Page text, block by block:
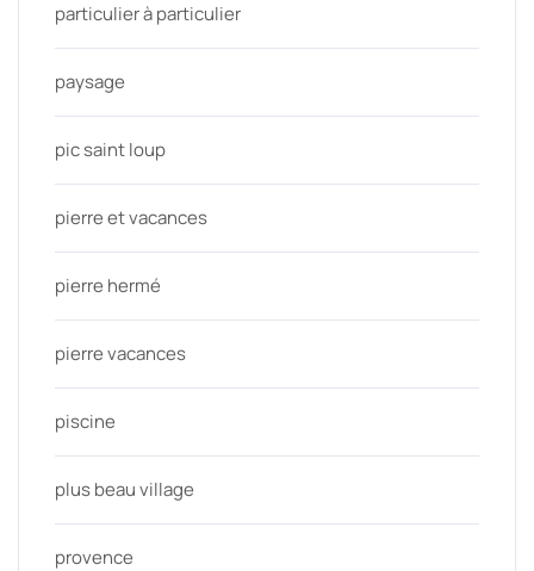
particulier à particulier
paysage
pic saint loup
pierre et vacances
pierre hermé
pierre vacances
piscine
plus beau village
provence